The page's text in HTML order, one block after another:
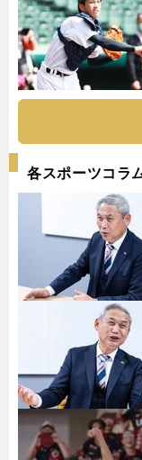
各スポーツコラ